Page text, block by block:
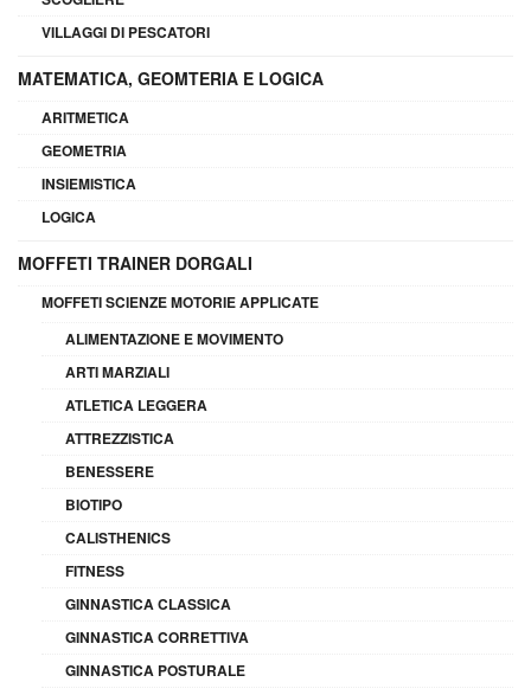
VILLAGGI DI PESCATORI
MATEMATICA, GEOMTERIA E LOGICA
ARITMETICA
GEOMETRIA
INSIEMISTICA
LOGICA
MOFFETI TRAINER DORGALI
MOFFETI SCIENZE MOTORIE APPLICATE
ALIMENTAZIONE E MOVIMENTO
ARTI MARZIALI
ATLETICA LEGGERA
ATTREZZISTICA
BENESSERE
BIOTIPO
CALISTHENICS
FITNESS
GINNASTICA CLASSICA
GINNASTICA CORRETTIVA
GINNASTICA POSTURALE